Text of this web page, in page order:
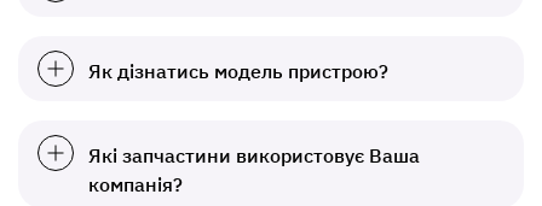
Як дізнатись модель пристрою?
Які запчастини використовує Ваша
компанія?